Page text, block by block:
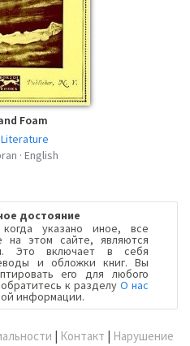
Foam
· English
достояние
указано иное, все
на этом сайте, являются
Это включает в себя
и обложки книг. Вы
его для любого
к разделу О нас
информации.
Контакт Нарушение